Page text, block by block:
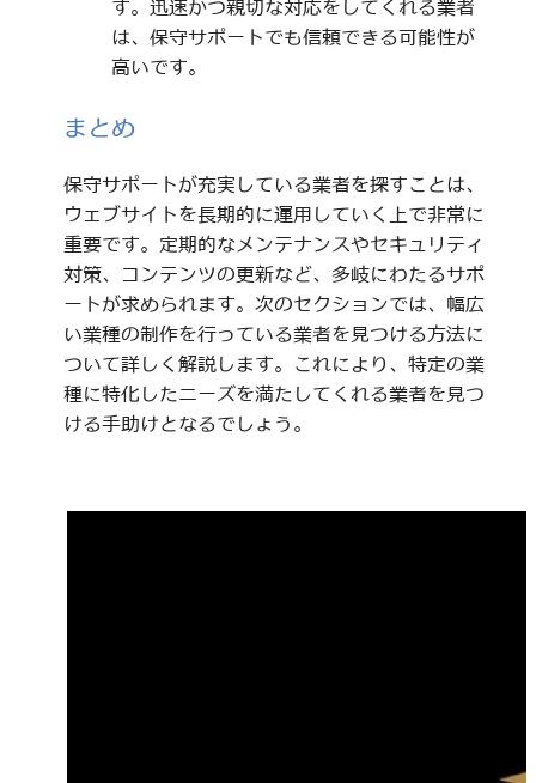
す。迅速かつ親切な対応をしてくれる業者
は、保守サポートでも信頼できる可能性が
高いです。
まとめ
保守サポートが充実している業者を探すことは、
ウェブサイトを長期的に運用していく上で非常に
重要です。定期的なメンテナンスやセキュリティ
対策、コンテンツの更新など、多岐にわたるサポ
ートが求められます。次のセクションでは、幅広
い業種の制作を行っている業者を見つける方法に
ついて詳しく解説します。これにより、特定の業
種に特化したニーズを満たしてくれる業者を見つ
ける手助けとなるでしょう。